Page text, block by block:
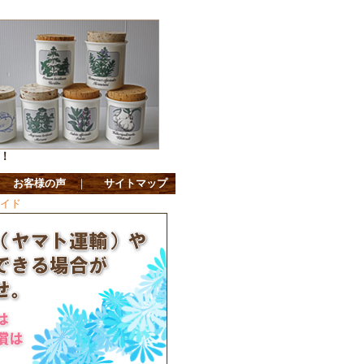
お客様の声 ｜
サイトマップ
ド